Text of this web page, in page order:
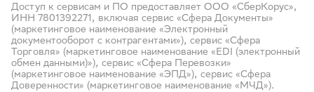
Доступ к сервисам и ПО предоставляет ООО «СберКорус»,
ИНН 7801392271, включая сервис «Сфера Документы»
(маркетинговое наименование «Электронный
документооборот с контрагентами»), сервис «Сфера
Торговля» (маркетинговое наименование «EDI (электронный
обмен данными)»), сервис «Сфера Перевозки»
(маркетинговое наименование «ЭПД»), сервис «Сфера
Доверенности» (маркетинговое наименование «МЧД»).